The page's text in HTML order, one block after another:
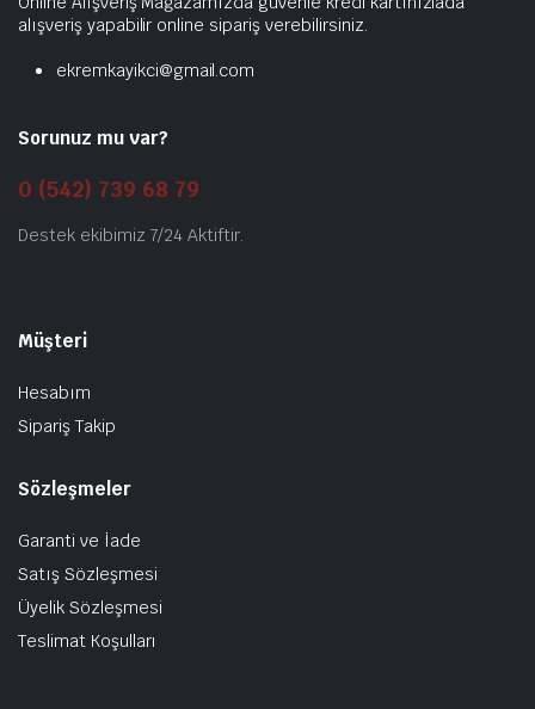
alışveriş yapabilir online sipariş verebilirsiniz.
ekremkayikci@gmail.com
Sorunuz mu var?
0 (542) 739 68 79
Destek ekibimiz 7/24 Aktiftir.
Müşteri
Hesabım
Sipariş Takip
Sözleşmeler
Garanti ve İade
Satış Sözleşmesi
Üyelik Sözleşmesi
Teslimat Koşulları